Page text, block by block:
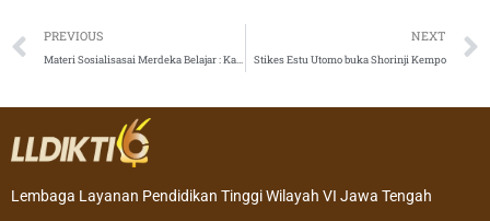
Prev
PREVIOUS
Materi Sosialisasai Merdeka Belajar : Kampus Merdeka
NEXT
Stikes Estu Utomo buka Shorinji Kempo
Lembaga Layanan Pendidikan Tinggi Wilayah VI Jawa Tengah